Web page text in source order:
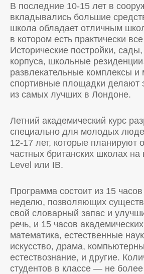
В последние 10-15 лет в
вкладывались большие
школа обладает отличным
в котором есть практически
Исторические постройки,
корпуса, школьные
развлекательные комплексы и
спортивные площадки делают
из самых лучших в Лондоне.
Летний академический курс
специально для молодых
12-17 лет, которые планируют
частных британских школах на
Level или IB.
Программа состоит из 15 часов
неделю, позволяющих
свой словарный запас и
речь, и 15 часов
математика, естественные
искусство, драма,
естествознание, и другие.
студентов в классе — не